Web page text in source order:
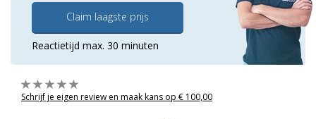
Claim laagste prijs
Reactietijd max. 30 minuten
Schrijf je eigen review en maak kans op € 100,00